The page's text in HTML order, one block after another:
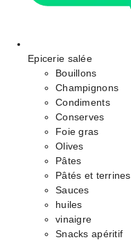
Epicerie salée
Bouillons
Champignons
Condiments
Conserves
Foie gras
Olives
Pâtes
Pâtés et terrines
Sauces
huiles
vinaigre
Snacks apéritif